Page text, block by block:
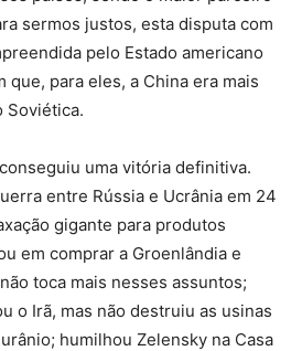
sermos justos, esta disputa com
pelo Estado americano
para eles, a China era mais
Soviética.
uma vitória definitiva.
entre Rússia e Ucrânia em 24
gigante para produtos
em comprar a Groenlândia e
toca mais nesses assuntos;
o Irã, mas não destruiu as usinas
humilhou Zelensky na Casa